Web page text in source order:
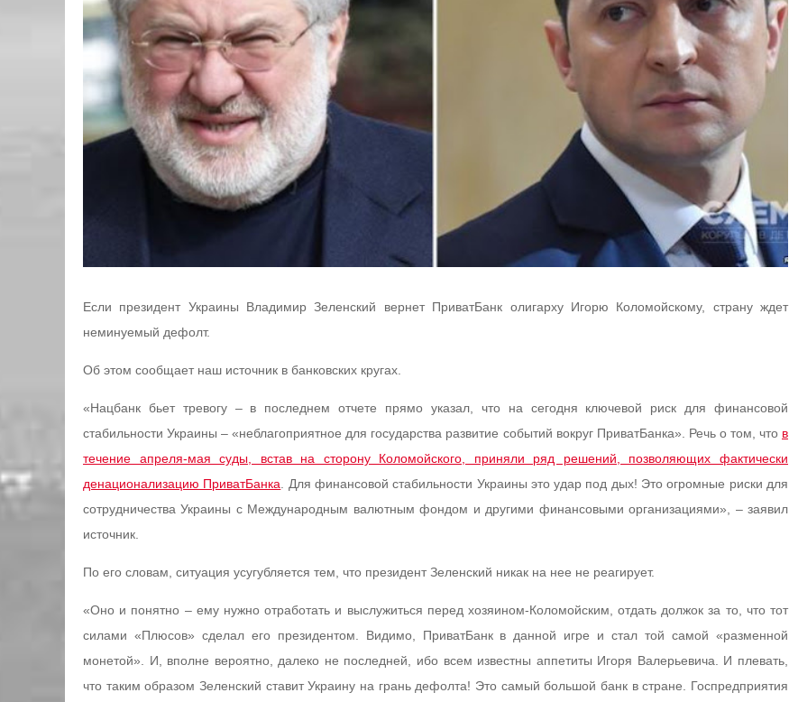
Если президент Украины Владимир Зеленский вернет ПриватБанк олигарху Игорю Коломойскому, страну ждет
неминуемый дефолт.
Об этом сообщает наш источник в банковских кругах.
«Нацбанк бьет тревогу – в последнем отчете прямо указал, что на сегодня ключевой риск для финансовой
стабильности Украины – «неблагоприятное для государства развитие событий вокруг ПриватБанка». Речь о том, что в
течение апреля-мая суды, встав на сторону Коломойского, приняли ряд решений, позволяющих фактически
денационализацию ПриватБанка . Для финансовой стабильности Украины это удар под дых! Это огромные риски для
сотрудничества Украины с Международным валютным фондом и другими финансовыми организациями», – заявил
источник.
По его словам, ситуация усугубляется тем, что президент Зеленский никак на нее не реагирует.
«Оно и понятно – ему нужно отработать и выслужиться перед хозяином-Коломойским, отдать должок за то, что тот
силами «Плюсов» сделал его президентом. Видимо, ПриватБанк в данной игре и стал той самой «разменной
монетой». И, вполне вероятно, далеко не последней, ибо всем известны аппетиты Игоря Валерьевича. И плевать,
что таким образом Зеленский ставит Украину на грань дефолта! Это самый большой банк в стране. Госпредприятия